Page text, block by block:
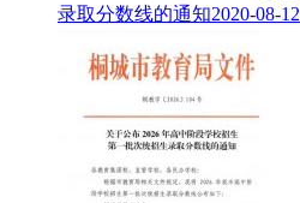
录取分数线的通知2020-08-12